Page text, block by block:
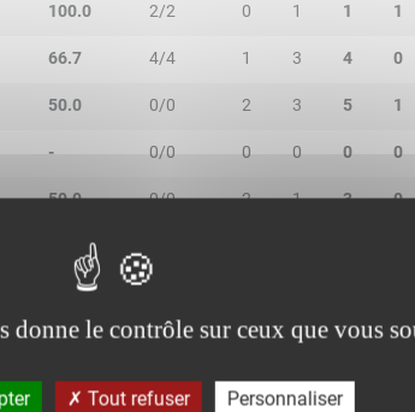
100.0 2/2 0 1 1 1
66.7 4/4 1 3 4 0
50.0 0/0 2 3 5 1
- 0/0 0 0 0 0
50.0 0/0 2 1 3 0
66.7
donne le contrôle sur ceux que vous
Tout refuser Personnaliser